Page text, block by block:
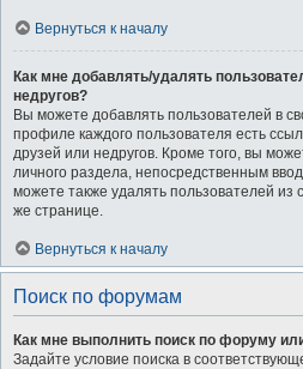
Вернуться к началу
Как мне добавлять/удалять
недругов?
Вы можете добавлять пользователей в
профиле каждого пользователя есть
друзей или недругов. Кроме того, вы
личного раздела, непосредственным
можете также удалять пользователей из
же странице.
Вернуться к началу
Поиск по форумам
Как мне выполнить поиск по форуму
Задайте условие поиска в